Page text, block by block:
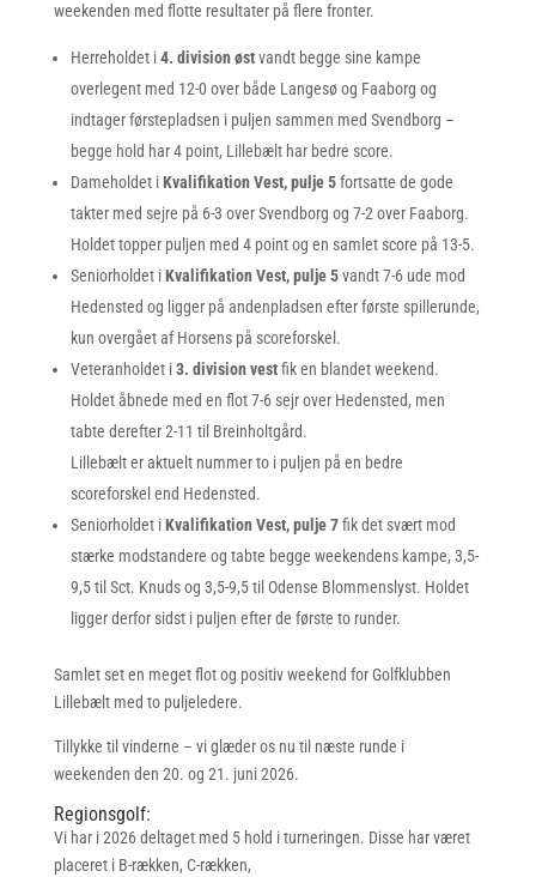
weekenden med flotte resultater på flere fronter.
Herreholdet i4. division østvandt begge sine kampe
overlegent med 12-0 over både Langesø og Faaborg og
indtager førstepladsen i puljen sammen med Svendborg –
begge hold har 4 point, Lillebælt har bedre score.
Dameholdet iKvalifikation Vest, pulje 5fortsatte de gode
takter med sejre på 6-3 over Svendborg og 7-2 over Faaborg.
Holdet topper puljen med 4 point og en samlet score på 13-5.
Seniorholdet iKvalifikation Vest, pulje 5vandt 7-6 ude mod
Hedensted og ligger på andenpladsen efter første spillerunde,
kun overgået af Horsens på scoreforskel.
Veteranholdet i3. division vestfik en blandet weekend.
Holdet åbnede med en flot 7-6 sejr over Hedensted, men
tabte derefter 2-11 til Breinholtgård.
Lillebælt er aktuelt nummer to i puljen på en bedre
scoreforskel end Hedensted.
Seniorholdet iKvalifikation Vest, pulje 7fik det svært mod
stærke modstandere og tabte begge weekendens kampe, 3,5-
9,5 til Sct. Knuds og 3,5-9,5 til Odense Blommenslyst. Holdet
ligger derfor sidst i puljen efter de første to runder.
Samlet set en meget flot og positiv weekend for Golfklubben
Lillebælt med to puljeledere.
Tillykke til vinderne – vi glæder os nu til næste runde i
weekenden den 20. og 21. juni 2026.
Regionsgolf:
Vi har i 2026 deltaget med 5 hold i turneringen. Disse har været
placeret i B-rækken, C-rækken,